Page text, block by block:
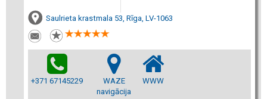
Saulrieta krastmala 53, Rīga, LV-1063
+371 67145229
WAZE
navigācija
WWW